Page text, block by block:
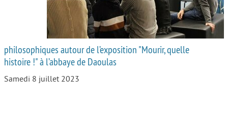
philosophiques autour de l’exposition "Mourir, quelle
histoire !" à l’abbaye de Daoulas
Samedi 8 juillet 2023